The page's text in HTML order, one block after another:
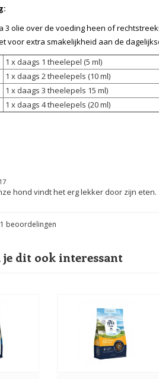
3 olie over de voeding heen of
voor extra smakelijkheid aan de
1 x daags 1 theelepel (5 ml)
1 x daags 2 theelepels (10 ml)
1 x daags 3 theelepels 15 ml)
1 x daags 4 theelepels (20 ml)
hond vindt het erg lekker door zijn eten.
1 beoordelingen
dit ook interessant